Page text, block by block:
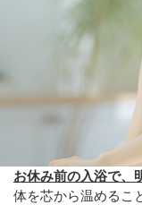
お休み前の入浴で、
体を芯から温めるこ